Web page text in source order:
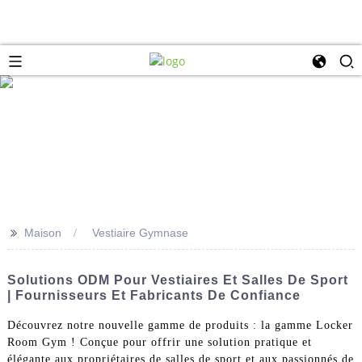
>> Maison Vestiaire Gymnase
Solutions ODM Pour Vestiaires Et Salles De Sport
| Fournisseurs Et Fabricants De Confiance
Découvrez notre nouvelle gamme de produits : la gamme Locker
Room Gym ! Conçue pour offrir une solution pratique et
élégante aux propriétaires de salles de sport et aux passionnés de